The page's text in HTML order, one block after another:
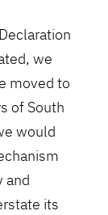
we
moved to
of South
would
and
its